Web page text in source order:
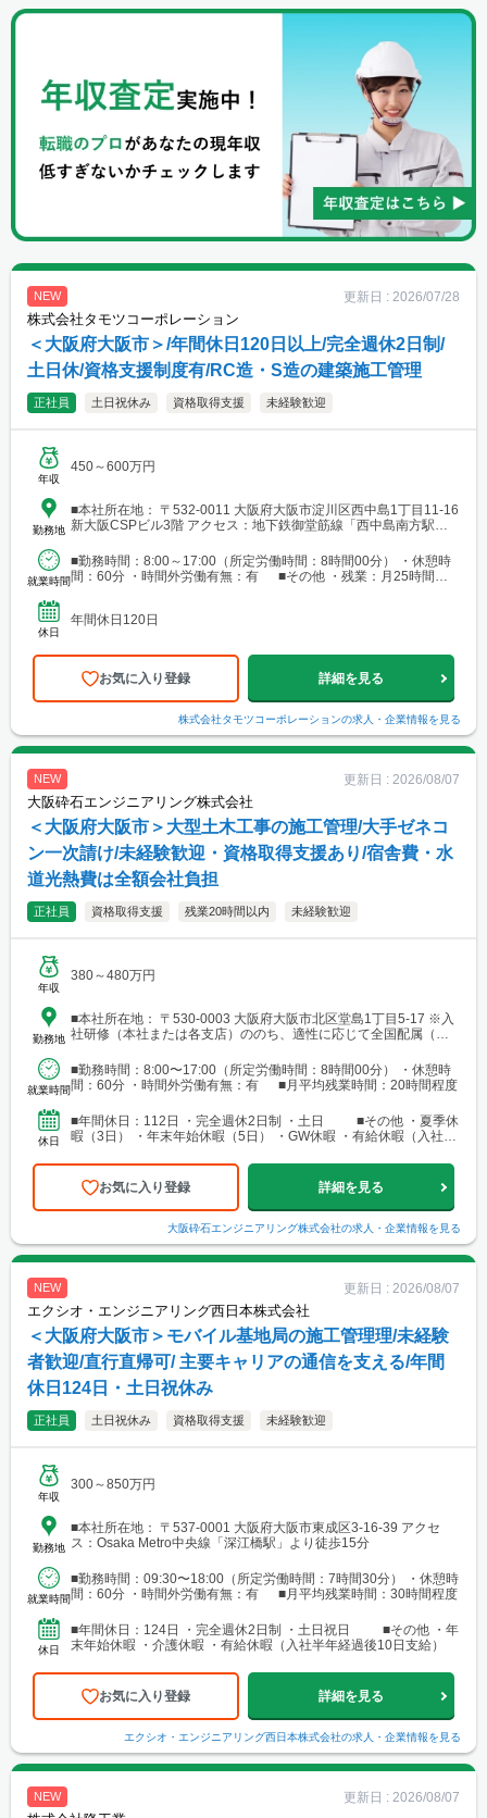
NEW 更新日 : 2026/07/28
株式会社タモツコーポレーション
＜大阪府大阪市＞/年間休日120日以上/完全週休2日制/
土日休/資格支援制度有/RC造・S造の建築施工管理
正社員 土日祝休み 資格取得支援 未経験歓迎
年収
450～600万円
勤務地
■本社所在地： 〒532-0011 大阪府大阪市淀川区西中島1丁目11-16
新大阪CSPビル3階 アクセス：地下鉄御堂筋線「西中島南方駅」
就業時間
■勤務時間：8:00～17:00（所定労働時間：8時間00分） ・休憩時
間：60分 ・時間外労働有無：有 ■その他 ・残業：月25時間以
休日
年間休日120日
お気に入り登録 詳細を見る
株式会社タモツコーポレーションの求人・企業情報を見る
NEW 更新日 : 2026/08/07
大阪砕石エンジニアリング株式会社
＜大阪府大阪市＞大型土木工事の施工管理/大手ゼネコ
ン一次請け/未経験歓迎・資格取得支援あり/宿舎費・水
道光熱費は全額会社負担
正社員 資格取得支援 残業20時間以内 未経験歓迎
年収
380～480万円
勤務地
■本社所在地： 〒530-0003 大阪府大阪市北区堂島1丁目5-17 ※入
社研修（本社または各支店）ののち、適性に応じて全国配属（転
約5分
就業時間
■勤務時間：8:00〜17:00（所定労働時間：8時間00分） ・休憩時
間：60分 ・時間外労働有無：有 ■月平均残業時間：20時間程度
休日
■年間休日：112日 ・完全週休2日制 ・土日 ■その他 ・夏季休
暇（3日） ・年末年始休暇（5日） ・GW休暇 ・有給休暇（入社直
お気に入り登録 詳細を見る
大阪砕石エンジニアリング株式会社の求人・企業情報を見る
NEW 更新日 : 2026/08/07
エクシオ・エンジニアリング西日本株式会社
＜大阪府大阪市＞モバイル基地局の施工管理理/未経験
者歓迎/直行直帰可/ 主要キャリアの通信を支える/年間
休日124日・土日祝休み
正社員 土日祝休み 資格取得支援 未経験歓迎
年収
300～850万円
勤務地
■本社所在地： 〒537-0001 大阪府大阪市東成区3-16-39 アクセ
ス：Osaka Metro中央線「深江橋駅」より徒歩15分
就業時間
■勤務時間：09:30〜18:00（所定労働時間：7時間30分） ・休憩時
間：60分 ・時間外労働有無：有 ■月平均残業時間：30時間程度
休日
■年間休日：124日 ・完全週休2日制 ・土日祝日 ■その他 ・年
末年始休暇 ・介護休暇 ・有給休暇（入社半年経過後10日支給）
お気に入り登録 詳細を見る
エクシオ・エンジニアリング西日本株式会社の求人・企業情報を見る
NEW 更新日 : 2026/08/07